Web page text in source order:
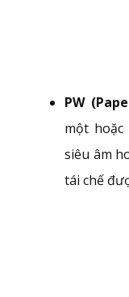
PW
một
siêu âm
tái chế